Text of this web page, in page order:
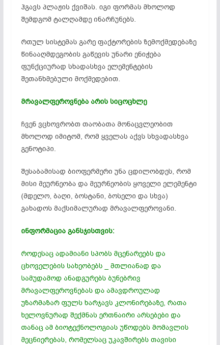
ჰგავს პლაჟის ქვიშას. იგი ფორმას მხოლოდ
შემდგომ ტალღამდეინარჩუნებს.
რთულ სისტემას გარე ფაქტორების ზემოქმედებაზე
წინააღმდეგობის გაწევის უნარი ენიჭება
ფუნქციურად სხადასხვა ელემენტების
შეთანხმებული მოქმედებით.
მრავალფეროვნება არის სიცოცხლე
ჩვენ ვცხოვრობთ თაობათა მონაცვლეობით
მხოლოდ იმიტომ, რომ ყველას აქვს სხვადასხვა
გენოტიპი.
შესაბამისად ბიოფერმერი უნა ცდილობდეს, რომ
მისი მეურნეობა და მეურნეობის ყოველი ელემენტი
(მდელო, ბაღი, ბოსტანი, ბოსელი და სხვა)
გახადოს მაქსიმალურად მრავალფეროვანი.
ინფორმაცია განსჯისთვის:
როდესაც ადამიანი სპობს მცენარეებს და
ცხოველების სახეობებს _ მთლიანად და
სამუდამოდ ანადგურებს ბუნებრივ
მრავალფეროვნებას და ამავდროულად
უზარმაზარ ფულს ხარჯავს კლონირებაზე, რათა
ხელოვნურად შექმნას ერთნაირი არსებები და
თანაც ამ ბიოტექნოლოგიასუწოდებს მომავლის
მეცნიერებას, რომელსაც უკავშირებს თავისი